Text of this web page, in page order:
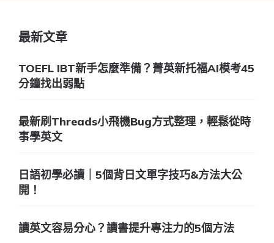
最新文章
TOEFL IBT新手怎麼準備？菁英新托福AI模考45
分鐘找出弱點
最新刷Threads小飛機Bug方式整理，輕鬆從時
事學英文
日語初學必讀｜5個背日文單字技巧&方法大公
開！
讀英文容易分心？讀書提升專注力的5個方法